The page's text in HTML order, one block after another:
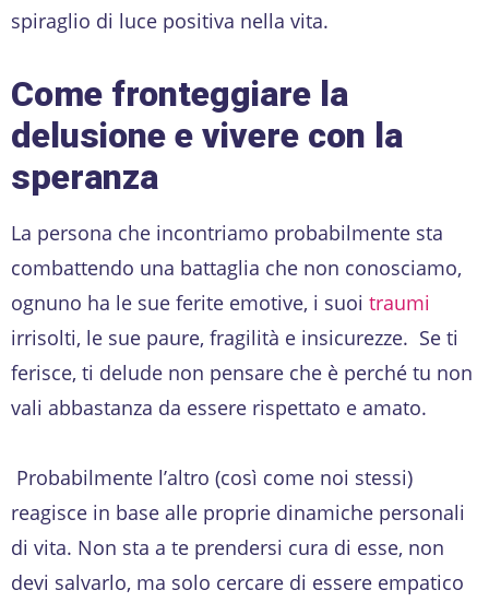
spiraglio di luce positiva nella vita.
Come fronteggiare la
delusione e vivere con la
speranza
La persona che incontriamo probabilmente sta
combattendo una battaglia che non conosciamo,
ognuno ha le sue ferite emotive, i suoi traumi
irrisolti, le sue paure, fragilità e insicurezze. Se ti
ferisce, ti delude non pensare che è perché tu non
vali abbastanza da essere rispettato e amato.
Probabilmente l’altro (così come noi stessi)
reagisce in base alle proprie dinamiche personali
di vita. Non sta a te prendersi cura di esse, non
devi salvarlo, ma solo cercare di essere empatico